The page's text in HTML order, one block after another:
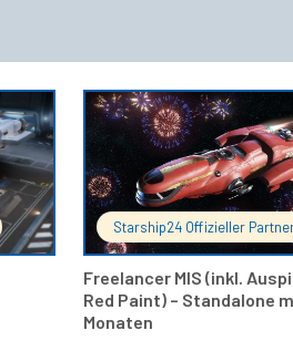
Starship24 Offizieller
Freelancer MIS (inkl.
Red Paint) – Standalone
Monaten
IN